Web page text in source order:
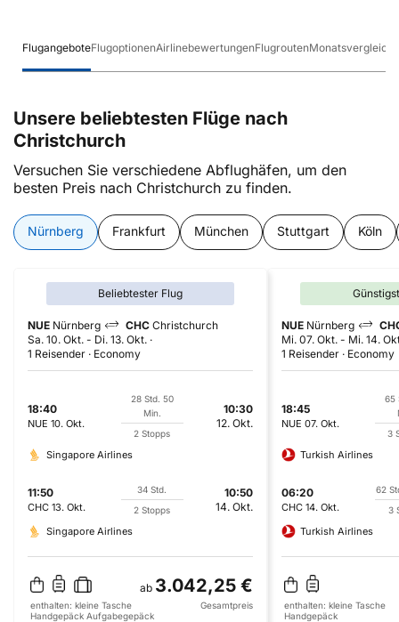
FlugangeboteFlugoptionenAirlinebewertungenFlugroutenMonatsvergleich
Unsere beliebtesten Flüge nach
Christchurch
Versuchen Sie verschiedene Abflughäfen, um den
besten Preis nach Christchurch zu finden.
Nürnberg Frankfurt München Stuttgart Köln
Beliebtester Flug
NUE Nürnberg CHC Christchurch
Sa. 10. Okt. - Di. 13. Okt.
1 Reisender
Economy
18:40
NUE 10. Okt.
28 Std. 50
Min.
2 Stopps
10:30
12. Okt.
Singapore Airlines
11:50
CHC 13. Okt.
34 Std.
2 Stopps
10:50
14. Okt.
Singapore Airlines
ab 3.042,25 €
enthalten: kleine Tasche
Handgepäck Aufgabegepäck
Gesamtpreis
NUE Nürnberg
Mi. 07. Okt. - Mi. 14.
1 Reisender
Economy
18:45
NUE 07. Okt.
65
3
Turkish Airlines
06:20
CHC 14. Okt.
62
3
Turkish Airlines
enthalten: kleine Tasche
Handgepäck